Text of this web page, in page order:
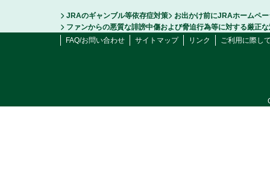
JRAのギャンブル等依存症対策
お出かけ前にJRAホームペ
ファンからの悪質な誹謗中傷および脅迫行為等に対する厳正
FAQ/お問い合わせ
サイトマップ リンク ご利用に際し